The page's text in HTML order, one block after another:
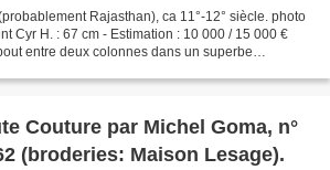
Rajasthan), ca 11°-12° siècle. photo
Cyr H. : 67 cm - Estimation : 10 000 / 15 000 €
entre deux colonnes dans un superbe
Couture par Michel Goma, n°
(broderies: Maison Lesage).